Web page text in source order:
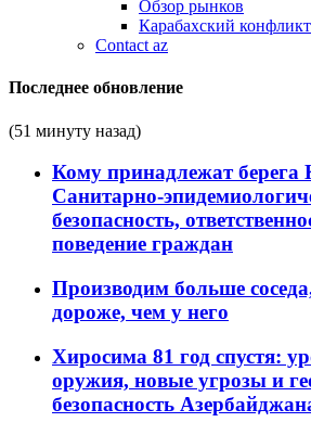
Обзор рынков
Карабахский конфликт
Contact az
Последнее обновление
(51 минуту назад)
Кому принадлежат берега
Санитарно-
безопасность,
поведение граждан
Производим больше
дороже, чем у него
Хиросима 81 год спустя:
оружия, новые угрозы и
безопасность